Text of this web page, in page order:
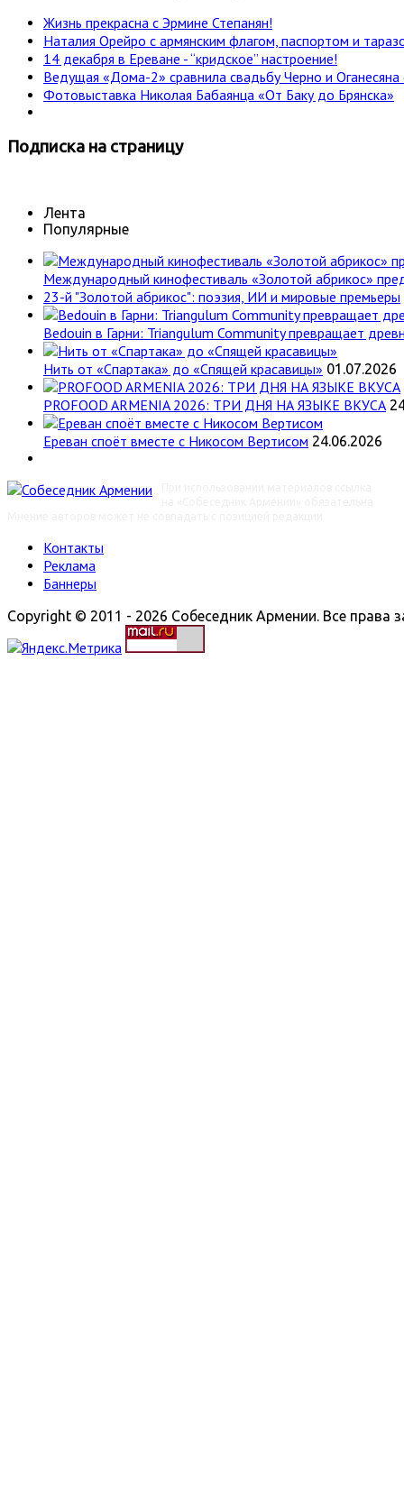
Жизнь прекрасна с Эрмине Степанян!
Наталия Орейро с армянским флагом, паспортом и
14 декабря в Ереване - “кридское” настроение!
Ведущая «Дома-2» сравнила свадьбу Черно и
Фотовыставка Николая Бабаянца «От Баку до Брянска»
Подписка на страницу
Лента
Популярные
Международный кинофестиваль «Золотой абрикос»
23-й "Золотой абрикос": поэзия, ИИ и мировые премьеры
Bedouin в Гарни: Triangulum Community превращает
Нить от «Спартака» до «Спящей красавицы» 01.07.2026
PROFOOD ARMENIA 2026: ТРИ ДНЯ НА ЯЗЫКЕ ВКУСА
Ереван споёт вместе с Никосом Вертисом 24.06.2026
Контакты
Реклама
Баннеры
Copyright © 2011 - 2026 Собеседник Армении. Все права